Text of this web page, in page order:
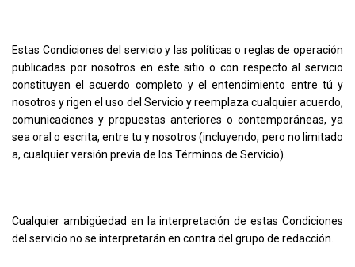
Estas Condiciones del servicio y las políticas o reglas de operación
publicadas por nosotros en este sitio o con respecto al servicio
constituyen el acuerdo completo y el entendimiento entre tú y
nosotros y rigen el uso del Servicio y reemplaza cualquier acuerdo,
comunicaciones y propuestas anteriores o contemporáneas, ya
sea oral o escrita, entre tu y nosotros (incluyendo, pero no limitado
a, cualquier versión previa de los Términos de Servicio).
Cualquier ambigüedad en la interpretación de estas Condiciones
del servicio no se interpretarán en contra del grupo de redacción.